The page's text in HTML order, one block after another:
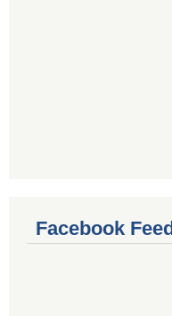
Facebook Feed